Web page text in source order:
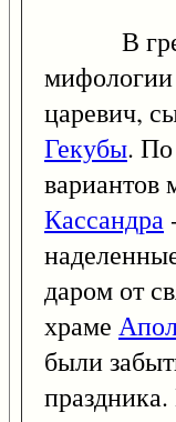
В
царевич,
Гекубы.
Кассандра
даром от
храме
были